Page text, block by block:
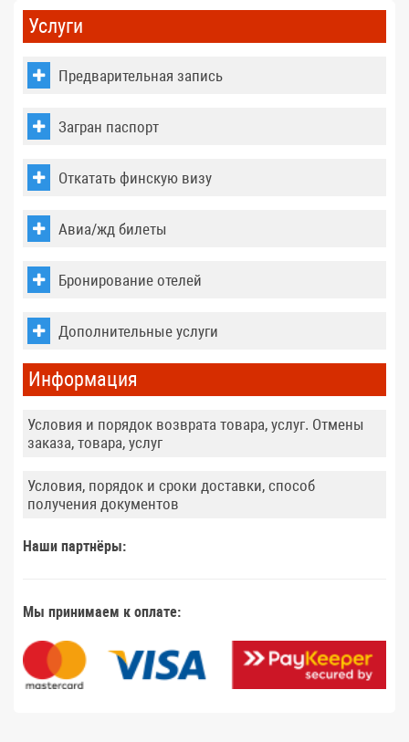
Услуги
Предварительная запись
Загран паспорт
Откатать финскую визу
Авиа/жд билеты
Бронирование отелей
Дополнительные услуги
Информация
Условия и порядок возврата товара, услуг. Отмены
заказа, товара, услуг
Условия, порядок и сроки доставки, способ
получения документов
Наши партнёры:
Мы принимаем к оплате: